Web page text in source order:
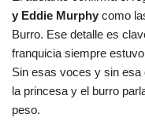
y Eddie Murphy como
Burro. Ese detalle es
franquicia siempre
Sin esas voces y sin esa
la princesa y el burro
peso.